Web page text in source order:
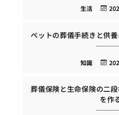
生活
ペットの葬儀手続きと供
知識
葬儀保険と生命保険の二
を作